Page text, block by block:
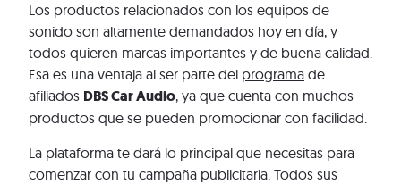
Los productos relacionados con los equipos de
sonido son altamente demandados hoy en día, y
todos quieren marcas importantes y de buena calidad.
Esa es una ventaja al ser parte del programa de
afiliados DBS Car Audio, ya que cuenta con muchos
productos que se pueden promocionar con facilidad.
La plataforma te dará lo principal que necesitas para
comenzar con tu campaña publicitaria. Todos sus